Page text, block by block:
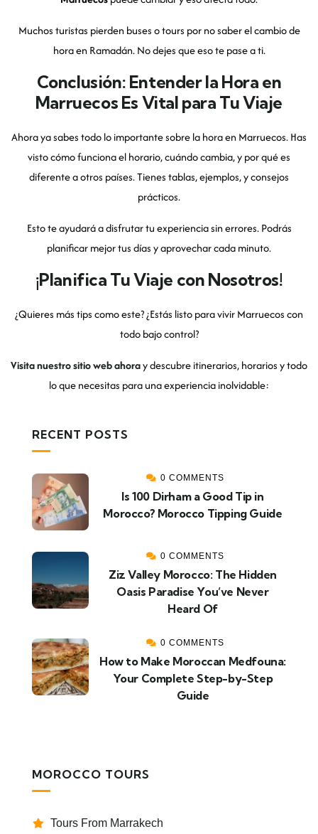
Muchos turistas pierden buses o tours por no saber el cambio de
hora en Ramadán. No dejes que eso te pase a ti.
Conclusión: Entender la Hora en
Marruecos Es Vital para Tu Viaje
Ahora ya sabes todo lo importante sobre la hora en Marruecos. Has
visto cómo funciona el horario, cuándo cambia, y por qué es
diferente a otros países. Tienes tablas, ejemplos, y consejos
prácticos.
Esto te ayudará a disfrutar tu experiencia sin errores. Podrás
planificar mejor tus días y aprovechar cada minuto.
¡Planifica Tu Viaje con Nosotros!
¿Quieres más tips como este? ¿Estás listo para vivir Marruecos con
todo bajo control?
Visita nuestro sitio web ahoray descubre itinerarios, horarios y todo
lo que necesitas para una experiencia inolvidable:
RECENT POSTS
0 COMMENTS
Is 100 Dirham a Good Tip in
Morocco? Morocco Tipping Guide
0 COMMENTS
Ziz Valley Morocco: The Hidden
Oasis Paradise You’ve Never
Heard Of
0 COMMENTS
How to Make Moroccan Medfouna:
Your Complete Step-by-Step
Guide
MOROCCO TOURS
Tours From Marrakech